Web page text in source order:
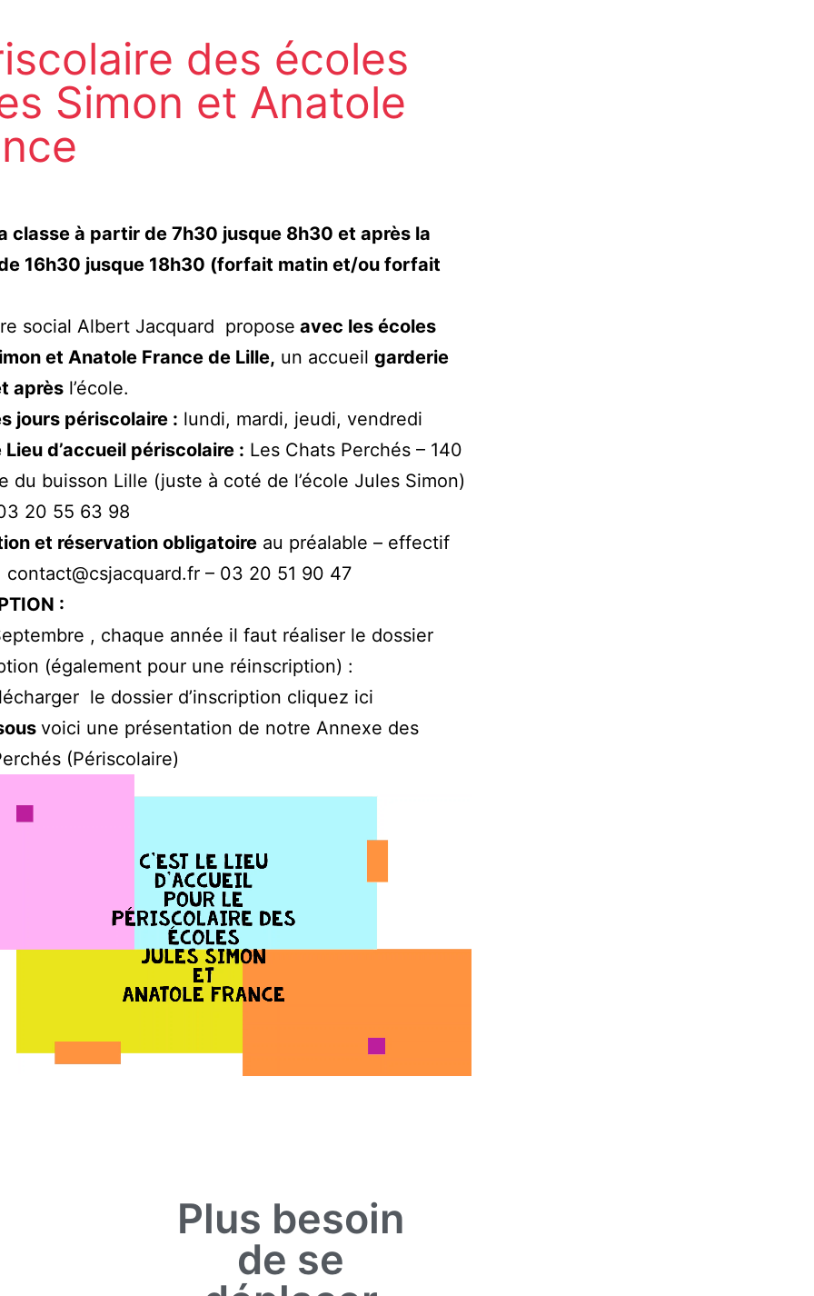
des écoles
Simon et Anatole
classe à partir de 7h30 jusque 8h30 et après la
16h30 jusque 18h30 (forfait matin et/ou forfait
social Albert Jacquard propose avec les écoles
et Anatole France de Lille, un accueil garderie
après l’école.
jours périscolaire : lundi, mardi, jeudi, vendredi
Lieu d’accueil périscolaire : Les Chats Perchés – 140
du buisson Lille (juste à coté de l’école Jules Simon)
20 55 63 98
et réservation obligatoire au préalable – effectif
– 03 20 51 90 47
:
, chaque année il faut réaliser le dossier
(également pour une réinscription) :
le dossier d’inscription cliquez ici
voici une présentation de notre Annexe des
(Périscolaire)
Plus besoin
de se